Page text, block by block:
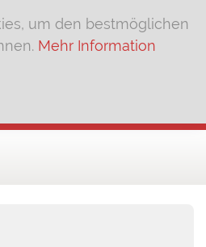
um den bestmöglichen
Mehr Information